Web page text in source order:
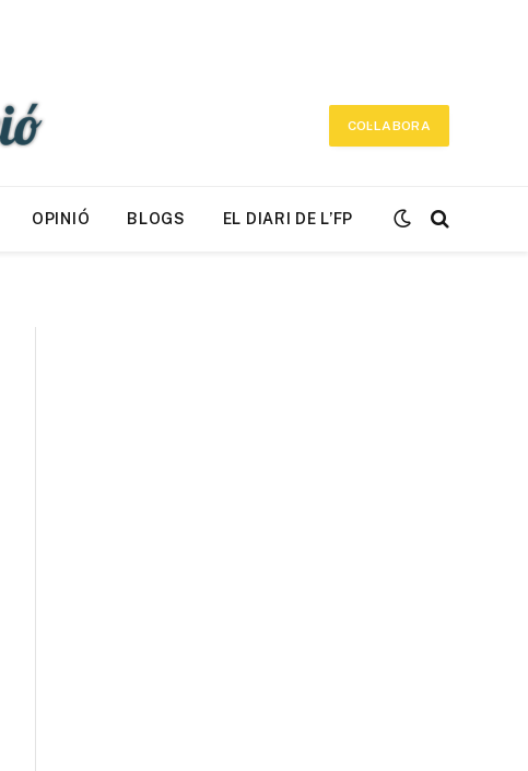
COL·LABORA
OPINIÓ BLOGS EL DIARI DE L’FP